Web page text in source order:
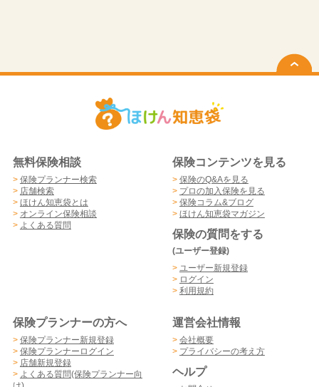
無料保険相談
> 保険プランナー検索
> 店舗検索
> ほけん知恵袋とは
> オンライン保険相談
> よくある質問
保険コンテンツを見る
> 保険のQ&Aを見る
> プロの加入保険を見る
> 保険コラム&ブログ
> ほけん知恵袋マガジン
保険の質問をする
(ユーザー登録)
> ユーザー新規登録
> ログイン
> 利用規約
保険プランナーの方へ
> 保険プランナー新規登録
> 保険プランナーログイン
> 店舗新規登録
> よくある質問(保険プランナー向
運営会社情報
> 会社概要
> プライバシーの考え方
ヘルプ